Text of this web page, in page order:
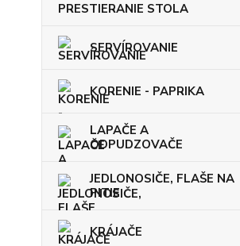
PRESTIERANIE STOLA
SERVÍROVANIE
KORENIE - PAPRIKA
LAPAČE A
ODPUDZOVAČE
JEDLONOSIČE, FLAŠE NA
PITIE
KRÁJAČE